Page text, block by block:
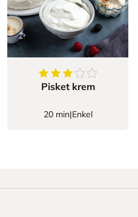
stjerner
Pisket krem
20 min|Enkel